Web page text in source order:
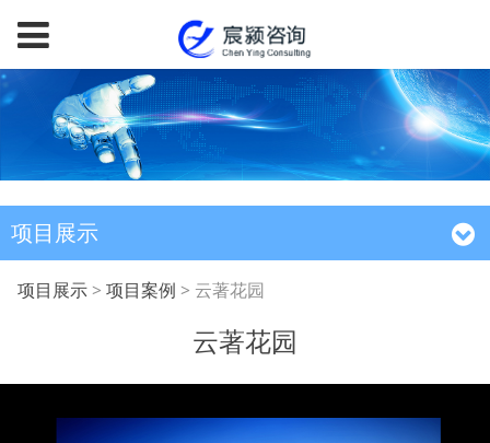
项目展示
云著花园
项目展示> 项目案例 > 云著花园
云著花园